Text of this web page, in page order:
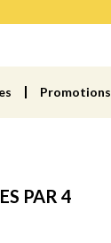
Promotions
PAR 4